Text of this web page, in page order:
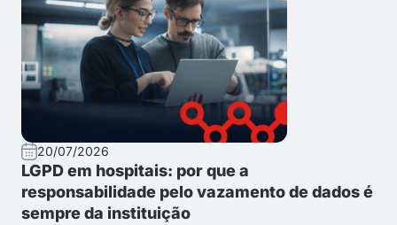
20/07/2026
LGPD em hospitais: por que a
responsabilidade pelo vazamento de dados é
sempre da instituição